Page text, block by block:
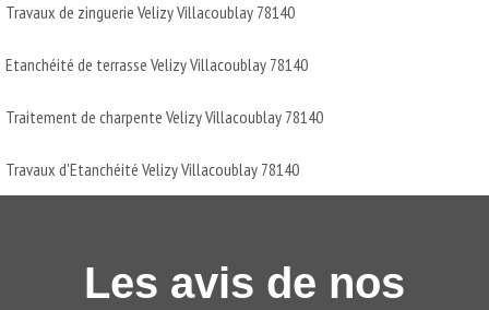
Travaux de zinguerie Velizy Villacoublay 78140
Etanchéité de terrasse Velizy Villacoublay 78140
Traitement de charpente Velizy Villacoublay 78140
Travaux d'Etanchéité Velizy Villacoublay 78140
Les avis de nos